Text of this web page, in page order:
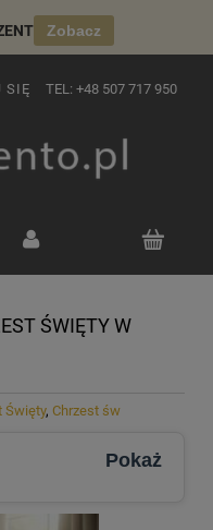
Zobacz
SIĘ TEL: +48 507 717 950
ŚWIĘTY W
Święty, Chrzest św
Pokaż